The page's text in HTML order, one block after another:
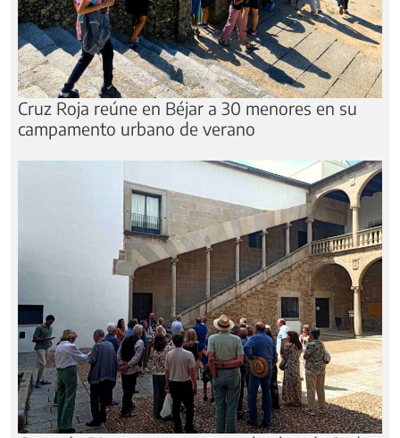
Cruz Roja reúne en Béjar a 30 menores en su
campamento urbano de verano